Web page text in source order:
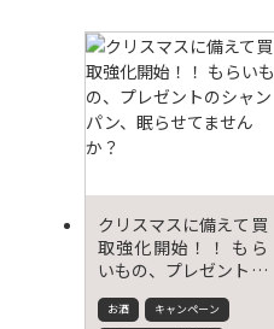
クリスマスに備えて買
取強化開始！！ もら
いもの、プレゼントの
シャンパン、眠らせて
ませんか？
お酒
キャンペーン